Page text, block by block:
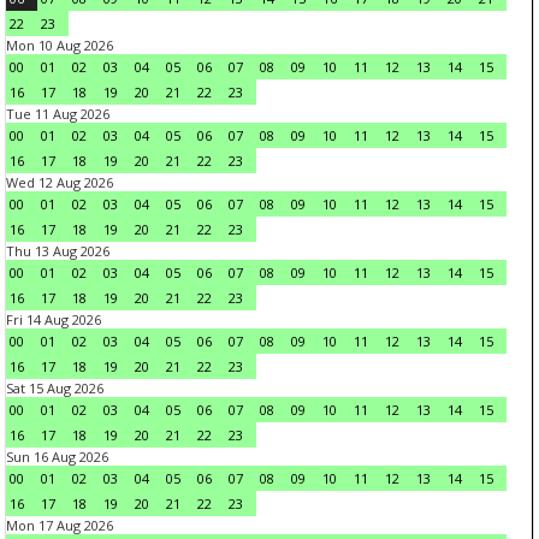
22
23
Mon 10 Aug 2026
00
01 02 03 04 05 06 07 08 09 10 11 12 13 14
15
16
17 18 19 20 21 22
23
Tue 11 Aug 2026
00
01 02 03 04 05 06 07 08 09 10 11 12 13 14
15
16
17 18 19 20 21 22
23
Wed 12 Aug 2026
00
01 02 03 04 05 06 07 08 09 10 11 12 13 14
15
16
17 18 19 20 21 22
23
Thu 13 Aug 2026
00
01 02 03 04 05 06 07 08 09 10 11 12 13 14
15
16
17 18 19 20 21 22
23
Fri 14 Aug 2026
00
01 02 03 04 05 06 07 08 09 10 11 12 13 14
15
16
17 18 19 20 21 22
23
Sat 15 Aug 2026
00
01 02 03 04 05 06 07 08 09 10 11 12 13 14
15
16
17 18 19 20 21 22
23
Sun 16 Aug 2026
00
01 02 03 04 05 06 07 08 09 10 11 12 13 14
15
16
17 18 19 20 21 22
23
Mon 17 Aug 2026